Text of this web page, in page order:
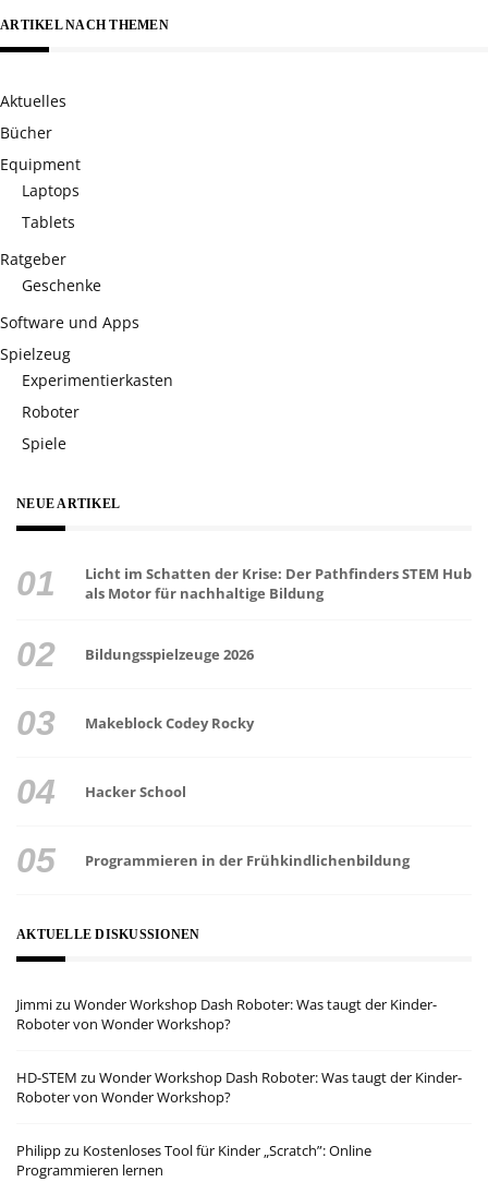
ARTIKEL NACH THEMEN
Aktuelles
Bücher
Equipment
Laptops
Tablets
Ratgeber
Geschenke
Software und Apps
Spielzeug
Experimentierkasten
Roboter
Spiele
NEUE ARTIKEL
Licht im Schatten der Krise: Der Pathfinders STEM Hub
als Motor für nachhaltige Bildung
Bildungsspielzeuge 2026
Makeblock Codey Rocky
Hacker School
Programmieren in der Frühkindlichenbildung
AKTUELLE DISKUSSIONEN
Jimmizu Wonder Workshop Dash Roboter: Was taugt der Kinder-
Roboter von Wonder Workshop?
HD-STEM zu Wonder Workshop Dash Roboter: Was taugt der Kinder-
Roboter von Wonder Workshop?
Philippzu Kostenloses Tool für Kinder „Scratch”: Online
Programmieren lernen